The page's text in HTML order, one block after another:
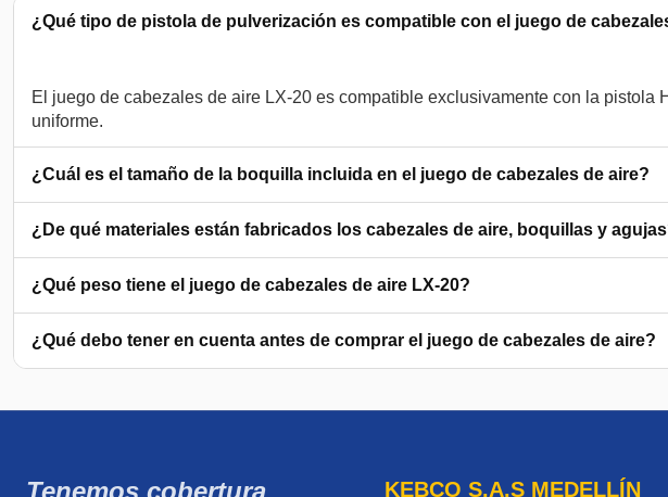
¿Qué tipo de pistola de pulverización es compatible con el juego de
El juego de cabezales de aire LX-20 es compatible exclusivamente con la
¿Cuál es el tamaño de la boquilla incluida en el juego de cabezales de aire?
¿De qué materiales están fabricados los cabezales de aire, boquillas y
¿Qué peso tiene el juego de cabezales de aire LX-20?
¿Qué debo tener en cuenta antes de comprar el juego de cabezales de aire?
KEBCO S.A.S MEDELLÍN